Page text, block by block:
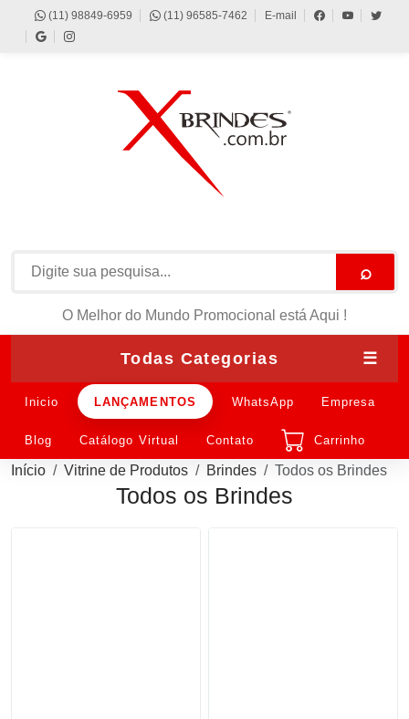
(11) 98849-6959 (11) 96585-7462 E-mail
⌕
O Melhor do Mundo Promocional está Aqui !
Todas Categorias ☰
Inicio LANÇAMENTOS WhatsApp Empresa
Blog Catálogo Virtual Contato Carrinho
Início Vitrine de Produtos Brindes Todos os Brindes
Todos os Brindes